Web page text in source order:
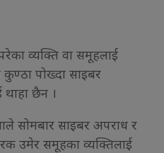
व्यक्ति वा समूहलाई
कुण्ठा पोख्दा साइबर
थाहा छैन ।
सोमबार साइबर अपराध र
उमेर समूहका व्यक्तिलाई